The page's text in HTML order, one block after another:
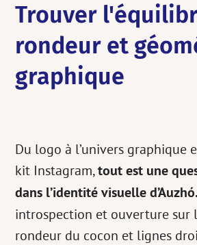
Trouver
rondeur et
graphique
Du logo à l’univers graphique
kit Instagram,tout est une
dans l’identité visuelle d’Auzhó.
introspection et ouverture sur
rondeur du cocon et lignes